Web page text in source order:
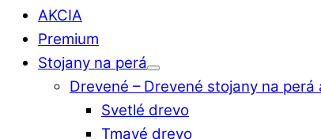
AKCIA
Premium
Stojany na perá
Drevené – Drevené stojany na
Svetlé drevo
Tmavé drevo